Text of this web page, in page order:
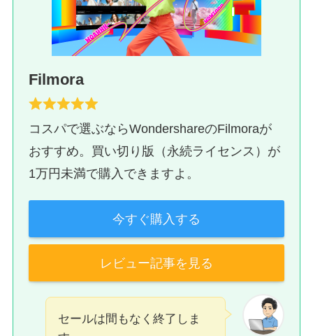
Filmora
コスパで選ぶならWondershareのFilmoraが
おすすめ。買い切り版（永続ライセンス）が
1万円未満で購入できますよ。
今すぐ購入する
レビュー記事を見る
セールは間もなく終了しま